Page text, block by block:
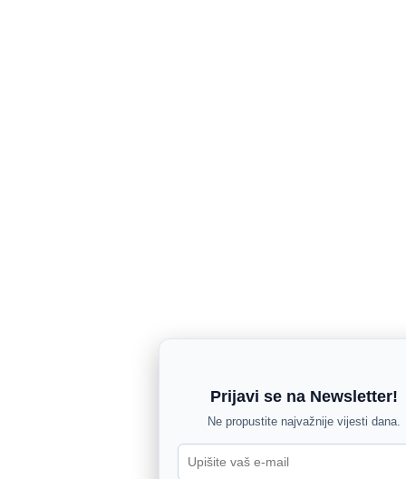
Prijavi se na Newsletter!
Ne propustite najvažnije vijesti dana.